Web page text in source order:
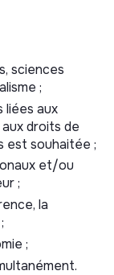
d’alerte :
le suivi des
des
de
;
de
;
menés
sciences
;
liées aux
droits de
est souhaitée ;
et/ou
;
la
;